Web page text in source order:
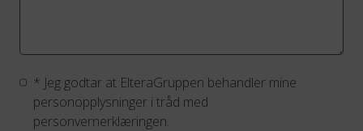
* Jeg godtar at ElteraGruppen behandler mine
personopplysninger i tråd med
personvernerklæringen.